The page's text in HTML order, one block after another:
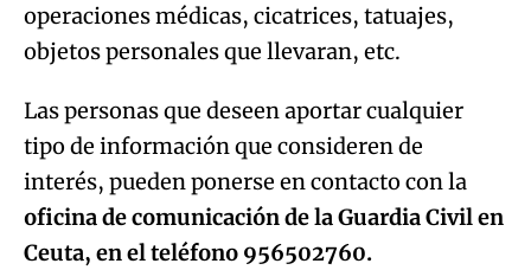
operaciones médicas, cicatrices, tatuajes,
objetos personales que llevaran, etc.
Las personas que deseen aportar cualquier
tipo de información que consideren de
interés, pueden ponerse en contacto con la
oficina de comunicación de la Guardia Civil en
Ceuta, en el teléfono 956502760.